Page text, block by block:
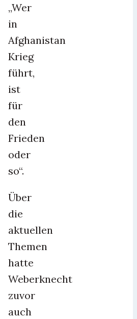
„Wer
in
Afghanistan
Krieg
führt,
ist
für
den
Frieden
oder
so“.
Über
die
aktuellen
Themen
hatte
Weberknecht
zuvor
auch